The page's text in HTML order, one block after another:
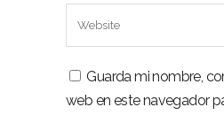
Guarda mi nombre,
web en este navegador